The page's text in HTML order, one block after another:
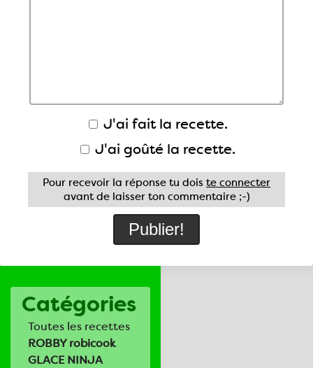
Catégories
Toutes les recettes
ROBBY robicook
GLACE NINJA
J'ai fait la recette.
J'ai goûté la recette.
Pour recevoir la réponse tu dois te connecter
avant de laisser ton commentaire ;-)